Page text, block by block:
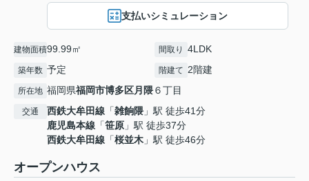
支払いシミュレーション
建物面積99.99㎡ 間取り 4LDK
築年数 予定 階建て 2階建
所在地 福岡県福岡市博多区月隈６丁目
交通 西鉄大牟田線 「雑餉隈 」駅 徒歩41分
鹿児島本線 「笹原 」駅 徒歩37分
西鉄大牟田線 「桜並木 」駅 徒歩46分
オープンハウス